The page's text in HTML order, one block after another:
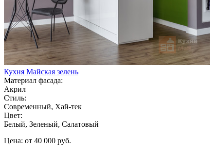
Кухня Майская зелень
Материал фасада:
Акрил
Стиль:
Современный, Хай-тек
Цвет:
Белый, Зеленый, Салатовый
Цена: от 40 000 руб.